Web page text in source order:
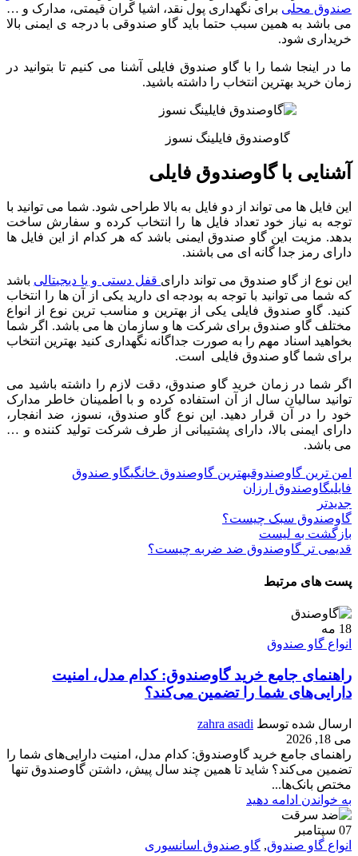
صندوق محلی برای نگهداری پول نقد، اشیا گران قیمتی، مدارک و …
می باشد به همین سبب حتما باید گاو صندوقی با درجه ی ایمنی بالا
خریداری شود.
ما در اینجا شما را با گاو صندوق فایلی آشنا می کنیم تا بتوانید در
زمان خرید بهترین انتخاب را داشته باشید.
گاوصندوق فایلینگ نسوز
آشنایی با گاوصندوق فایلی
این فایل ها می تواند از دو فایل به بالا طراحی شود. شما می توانید با
توجه به نیاز خود تعداد فایل ها را انتخاب کرده و سفارش ساخت
بدهد. مزیت این گاو صندوق ایمنی باشد که هر کدام از این فایل ها
دارای رمز جدا گانه ای می باشند.
این نوع از گاو صندوق می تواند دارای قفل دستی و یا دیجیتالی باشد
که شما می توانید با توجه به بودجه ای دارید یکی از آن ها را انتخاب
کنید. گاو صندوق فایلی یکی از بهترین و مناسب ترین نوع از انواع
مختلف گاو صندوق برای شرکت ها و سازمان ها می باشد. اگر شما
بخواهید اسناد مهم را به صورت جداگانه نگهداری کنید بهترین انتخاب
برای شما گاو صندوق فایلی است.
اگر شما در زمان خرید گاو صندوق، دقت لازم را داشته باشید می
توانید سالیان سال از آن استفاده کرده و با اطمینان خاطر مدارک
خود را در آن قرار دهید. این نوع گاو صندوق، نسوز، ضد انفجار،
دارای ایمنی بالا، دارای پشتیبانی از طرف شرکت تولید کننده و …
می باشد.
امن ترین گاوصندوقبهترین گاوصندوق خانگیگاو صندوق
فایلیگاوصندوق ارزان
جدیدتر
گاوصندوق سبک چیست؟
بازگشت به لیست
قدیمی تر گاوصندوق ضد ضربه چیست؟
پست های مرتبط
18 مه
انواع گاو صندوق
راهنمای جامع خرید گاوصندوق: کدام مدل، امنیت
دارایی‌های شما را تضمین می‌کند؟
ارسال شده توسط zahra asadi
می 18, 2026
راهنمای جامع خرید گاوصندوق: کدام مدل، امنیت دارایی‌های شما را
تضمین می‌کند؟ شاید تا همین چند سال پیش، داشتن گاوصندوق تنها
مختص بانک‌ها...
به خواندن ادامه دهید
07 سپتامبر
انواع گاو صندوق, گاو صندوق اسانسوری